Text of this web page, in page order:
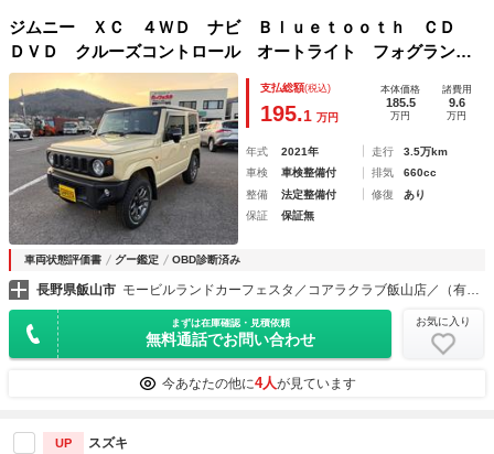
ジムニー ＸＣ ４ＷＤ ナビ Ｂｌｕｅｔｏｏｔｈ ＣＤ
ＤＶＤ クルーズコントロール オートライト フォグラン
プ ＥＴＣ シートヒーター スマートキー プッシュスター
ト
支払総額(税込)
195.1 万円
本体価格
185.5
万円
諸費用
9.6
万円
年式 2021年 走行
3.5万km
車検
車検整備付 排気
660cc
整備
法定整備付 修復
あり
保証
保証無
車両状態評価書 グー鑑定 OBD診断済み
長野県飯山市 モービルランドカーフェスタ／コアラクラブ飯山店／（有）松山オート
まずは在庫確認・見積依頼
無料通話でお問い合わせ
お気に入り
今あなたの他に4人が見ています
UP スズキ